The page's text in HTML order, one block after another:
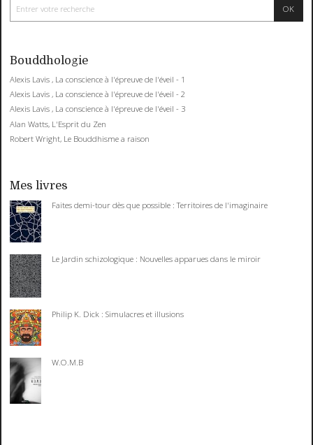
Bouddhologie
Alexis Lavis , La conscience à l'épreuve de l'éveil - 1
Alexis Lavis , La conscience à l'épreuve de l'éveil - 2
Alexis Lavis , La conscience à l'épreuve de l'éveil - 3
Alan Watts, L'Esprit du Zen
Robert Wright, Le Bouddhisme a raison
Mes livres
Faites demi-tour dès que possible : Territoires de l'imaginaire
Le Jardin schizologique : Nouvelles apparues dans le miroir
Philip K. Dick : Simulacres et illusions
W.O.M.B